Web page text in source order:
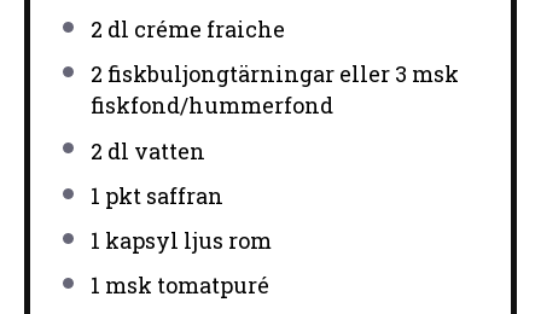
2 dl créme fraiche
2 fiskbuljongtärningar eller 3 msk
fiskfond/hummerfond
2 dl vatten
1 pkt saffran
1 kapsyl ljus rom
1 msk tomatpuré